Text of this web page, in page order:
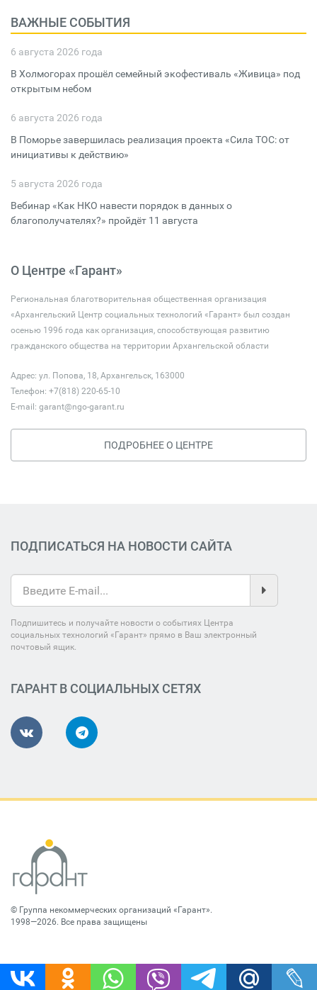
ВАЖНЫЕ СОБЫТИЯ
6 августа 2026 года
В Холмогорах прошёл семейный экофестиваль «Живица» под
открытым небом
6 августа 2026 года
В Поморье завершилась реализация проекта «Сила ТОС: от
инициативы к действию»
5 августа 2026 года
Вебинар «Как НКО навести порядок в данных о
благополучателях?» пройдёт 11 августа
О Центре «Гарант»
Региональная благотворительная общественная организация
«Архангельский Центр социальных технологий «Гарант» был создан
осенью 1996 года как организация, способствующая развитию
гражданского общества на территории Архангельской области
Адрес: ул. Попова, 18, Архангельск, 163000
Телефон: +7(818) 220-65-10
E-mail: garant@ngo-garant.ru
ПОДРОБНЕЕ О ЦЕНТРЕ
ПОДПИСАТЬСЯ НА НОВОСТИ САЙТА
Подпишитесь и получайте новости о событиях Центра
социальных технологий «Гарант» прямо в Ваш электронный
почтовый ящик.
ГАРАНТ В СОЦИАЛЬНЫХ СЕТЯХ
© Группа некоммерческих организаций «Гарант».
1998—2026. Все права защищены